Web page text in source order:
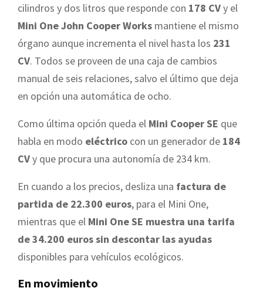
cilindros y dos litros que responde con 178 CVy el
Mini One John Cooper Works mantiene el mismo
órgano aunque incrementa el nivel hasta los 231
CV. Todos se proveen de una caja de cambios
manual de seis relaciones, salvo el último que deja
en opción una automática de ocho.
Como última opción queda el Mini Cooper SE que
habla en modo eléctrico con un generador de 184
CVy que procura una autonomía de 234 km.
En cuando a los precios, desliza una factura de
partida de 22.300 euros, para el Mini One,
mientras que el Mini One SE muestra una tarifa
de 34.200 euros sin descontar las ayudas
disponibles para vehículos ecológicos.
En movimiento